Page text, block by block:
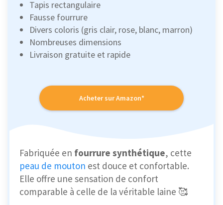
Tapis rectangulaire
Fausse fourrure
Divers coloris (gris clair, rose, blanc, marron)
Nombreuses dimensions
Livraison gratuite et rapide
Acheter sur Amazon*
Fabriquée en fourrure synthétique, cette
peau de mouton est douce et confortable.
Elle offre une sensation de confort
comparable à celle de la véritable laine 🥰